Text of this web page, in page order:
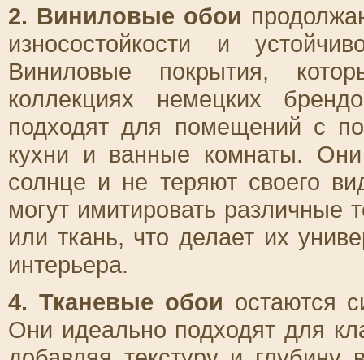
2. Виниловые обои
износостойкости и
Виниловые покрытия,
коллекциях немецких
подходят для помещений с
кухни и ванные комнаты.
солнце и не теряют своего
могут имитировать различные
или ткань, что делает их
интерьера.
4. Тканевые обои остаются
Они идеально подходят для